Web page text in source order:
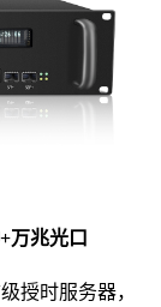
万兆光口
授时服务器，